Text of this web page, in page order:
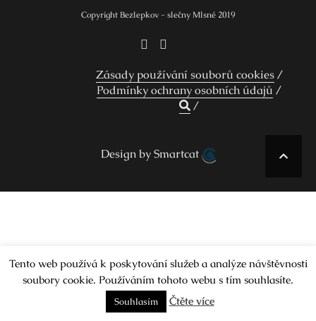
Copyright Bezlepkov - slečny Mlsné 2019
Zásady používání souborů cookies
Podmínky ochrany osobních údajů
Design by Smartcat
Tento web používá k poskytování služeb a analýze návštěvnosti
soubory cookie. Používáním tohoto webu s tím souhlasíte.
Souhlasím Čtěte více